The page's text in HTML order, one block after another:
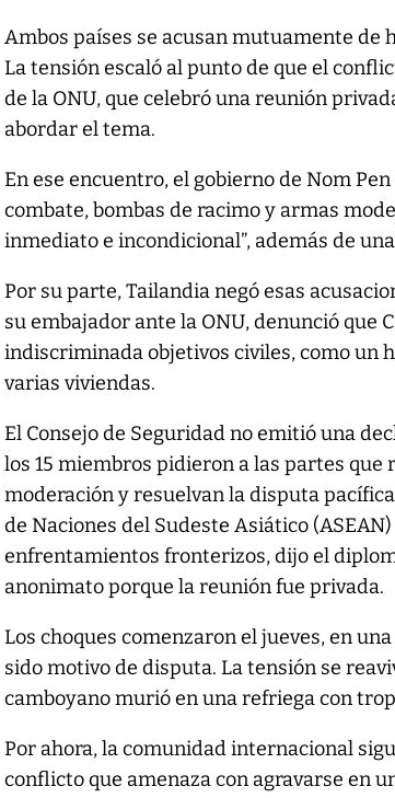
Ambos países se acusan mutuamente de
La tensión escaló al punto de que el
de la ONU, que celebró una reunión
abordar el tema.
En ese encuentro, el gobierno de Nom
combate, bombas de racimo y armas
inmediato e incondicional”, además de
Por su parte, Tailandia negó esas
su embajador ante la ONU, denunció que
indiscriminada objetivos civiles, como un
varias viviendas.
El Consejo de Seguridad no emitió una
los 15 miembros pidieron a las partes
moderación y resuelvan la disputa
de Naciones del Sudeste Asiático
enfrentamientos fronterizos, dijo el
anonimato porque la reunión fue privada.
Los choques comenzaron el jueves, en
sido motivo de disputa. La tensión se
camboyano murió en una refriega con
Por ahora, la comunidad internacional
conflicto que amenaza con agravarse en